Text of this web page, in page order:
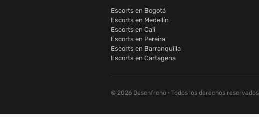
Escorts en Bogotá
Escorts en Medellín
Escorts en Cali
Escorts en Pereira
Escorts en Barranquilla
Escorts en Cartagena
© 2026 Desenfreno · Todos los derechos reservados